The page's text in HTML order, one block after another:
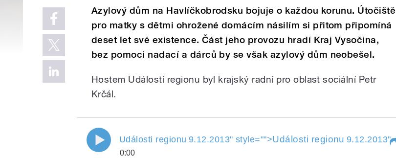
Azylový dům na Havlíčkobrodsku bojuje o každou korunu. Útočiště
pro matky s dětmi ohrožené domácím násilím si přitom připomíná
deset let své existence. Část jeho provozu hradí Kraj Vysočina,
bez pomoci nadací a dárců by se však azylový dům neobešel.
Hostem Událostí regionu byl krajský radní pro oblast sociální Petr
Krčál.
Události regionu 9.12.2013" style="">Události regionu 9.12.2013" style="">
0:00